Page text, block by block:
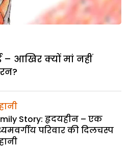
– आखिर क्यों मां नहीं
Story: हृदयहीन – एक
परिवार की दिलचस्प